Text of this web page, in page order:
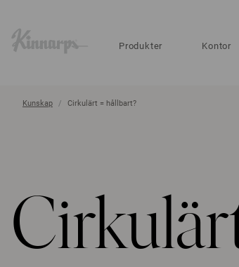
Produkter Kontor
Kunskap Cirkulärt = hållbart?